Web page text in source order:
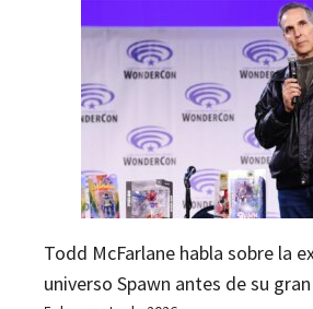
Todd McFarlane habla sobre la
universo Spawn antes de su